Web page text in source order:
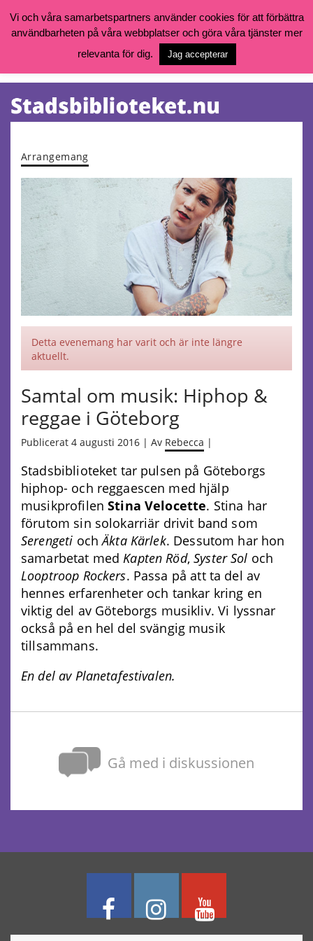
Vill du söka böcker, logga in på ditt bibliotekskonto eller nå övriga
goteborg.se/bibliotek
Öppettider, katalog och kontakt
Tjänster
Arrangemang
Detta evenemang har varit och är inte längre
aktuellt.
Samtal om musik: Hiphop &
reggae i Göteborg
Publicerat 4 augusti 2016 | Av Rebecca |
Stadsbiblioteket tar pulsen på Göteborgs
hiphop- och reggaescen med hjälp
musikprofilenStina Velocette. Stina har
förutom sin solokarriär drivit band som
Serengeti ochÄkta Kärlek. Dessutom har hon
samarbetat medKapten Röd,Syster Sol och
Looptroop Rockers. Passa på att ta del av
hennes erfarenheter och tankar kring en
viktig del av Göteborgs musikliv. Vi lyssnar
också på en hel del svängig musik
tillsammans.
En del av Planetafestivalen.
Gå med i diskussionen
Vi och våra samarbetspartners använder cookies för att förbättra
användbarheten på våra webbplatser och göra våra tjänster mer
relevanta för dig.
Jag accepterar